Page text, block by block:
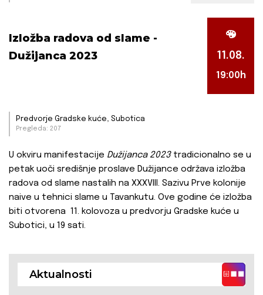
11.08.
19:00h
Izložba radova od slame -
Dužijanca 2023
Predvorje Gradske kuće, Subotica
Pregleda: 207
U okviru manifestacije Dužijanca 2023tradicionalno se u
petak uoči središnje proslave Dužijance održava izložba
radova od slame nastalih na XXXVIII. Sazivu Prve kolonije
naive u tehnici slame u Tavankutu. Ove godine će izložba
biti otvorena 11. kolovoza u predvorju Gradske kuće u
Subotici, u 19 sati.
Aktualnosti